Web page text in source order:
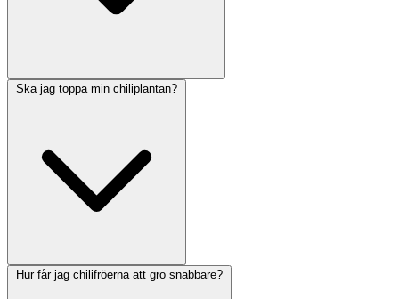
Ska jag toppa min chiliplantan?
Hur får jag chilifröerna att gro snabbare?